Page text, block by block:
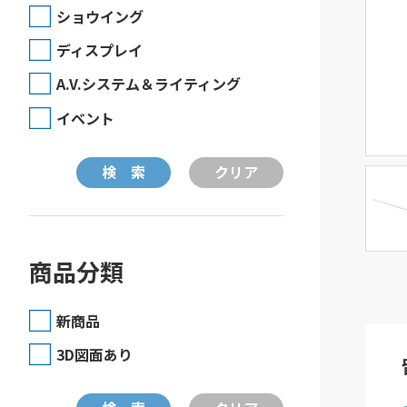
ショウイング
ディスプレイ
A.V.システム＆ライティング
イベント
商品分類
新商品
3D図面あり